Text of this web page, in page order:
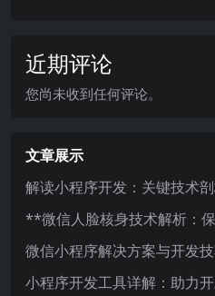
近期评论
您尚未收到任何评论。
文章展示
解读小程序开发：关键技术
**微信人脸核身技术解析：
微信小程序解决方案与开发
小程序开发工具详解：助力